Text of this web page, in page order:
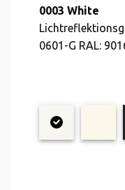
0003 White
0601-G RAL: